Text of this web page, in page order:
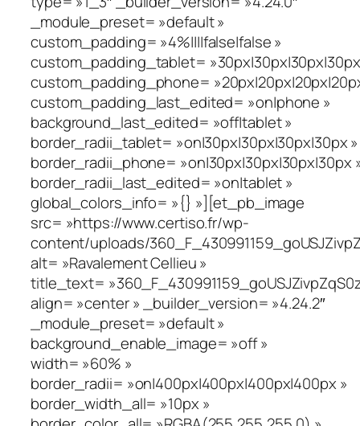
_module_preset= »default »
custom_padding= »4%||||false|false »
custom_padding_tablet=
custom_padding_phone=
custom_padding_last_edited= »on|phone »
background_last_edited= »off|tablet »
border_radii_tablet= »on|30px|30px|30px|30px »
border_radii_phone= »on|30px|30px|30px|30px
border_radii_last_edited= »on|tablet »
global_colors_info= »{} »][et_pb_image
src= »https://www.certiso.fr/wp-
content/uploads/
alt= »Ravalement Cellieu »
title_text=
align= »center » _builder_version= »4.24.2″
_module_preset= »default »
background_enable_image= »off »
width= »60% »
border_radii= »on|400px|400px|400px|400px »
border_width_all= »10px »